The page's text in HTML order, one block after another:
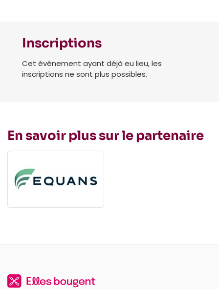
Inscriptions
Cet événement ayant déjà eu lieu, les
inscriptions ne sont plus possibles.
En savoir plus sur le partenaire